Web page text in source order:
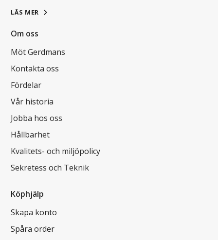
LÄS MER
Om oss
Möt Gerdmans
Kontakta oss
Fördelar
Vår historia
Jobba hos oss
Hållbarhet
Kvalitets- och miljöpolicy
Sekretess och Teknik
Köphjälp
Skapa konto
Spåra order